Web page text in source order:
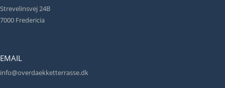
Strevelinsvej 24B
7000 Fredericia
EMAIL
info@overdaekketterrasse.dk